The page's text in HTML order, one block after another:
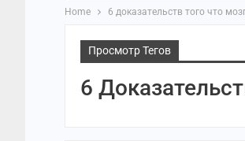
Home 6 доказательств того что
Просмотр Тегов
6